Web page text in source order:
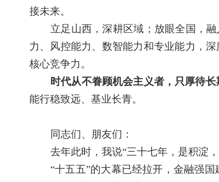
接未来。
立足山西，深耕区域；放眼全国，
力、风控能力、数智能力和专业能力，
核心竞争力。
时代从不眷顾机会主义者，只厚待
能行稳致远、基业长青。
同志们、朋友们：
去年此时，我说“三十七年，是积淀
“十五五”的大幕已经拉开，金融强